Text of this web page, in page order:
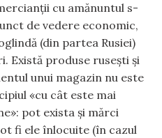
cu amănuntul s-
de vedere economic,
(din partea Rusiei)
Există produse rusești și
unui magazin nu este
«cu cât este mai
pot exista și mărci
fi ele înlocuite (în cazul